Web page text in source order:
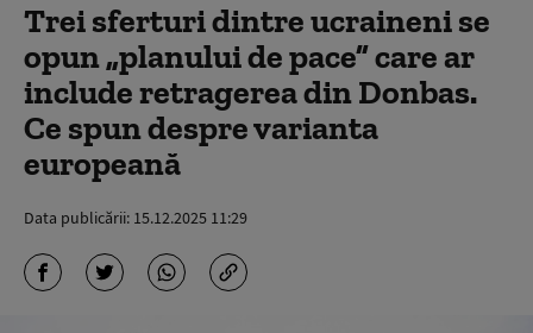
Trei sferturi dintre ucraineni se
opun „planului de pace” care ar
include retragerea din Donbas.
Ce spun despre varianta
europeană
Data publicării: 15.12.2025 11:29